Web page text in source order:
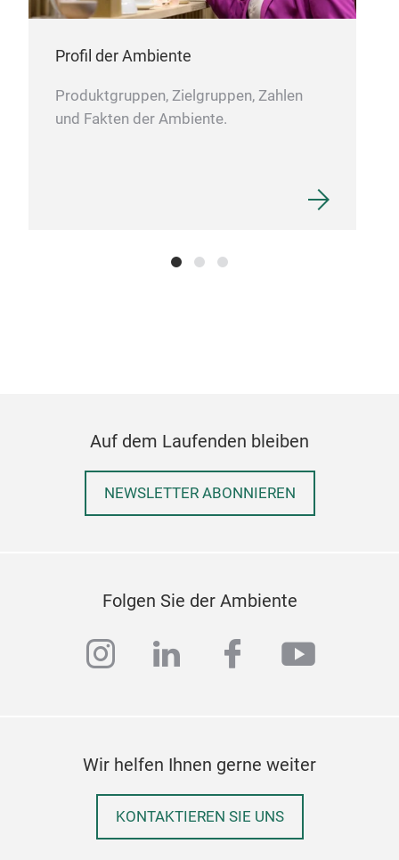
Profil der Ambiente
Produktgruppen, Zielgruppen, Zahlen
und Fakten der Ambiente.
Auf dem Laufenden bleiben
NEWSLETTER ABONNIEREN
Folgen Sie der Ambiente
instagram
linkedinfacebook
Wir helfen Ihnen gerne weiter
KONTAKTIEREN SIE UNS